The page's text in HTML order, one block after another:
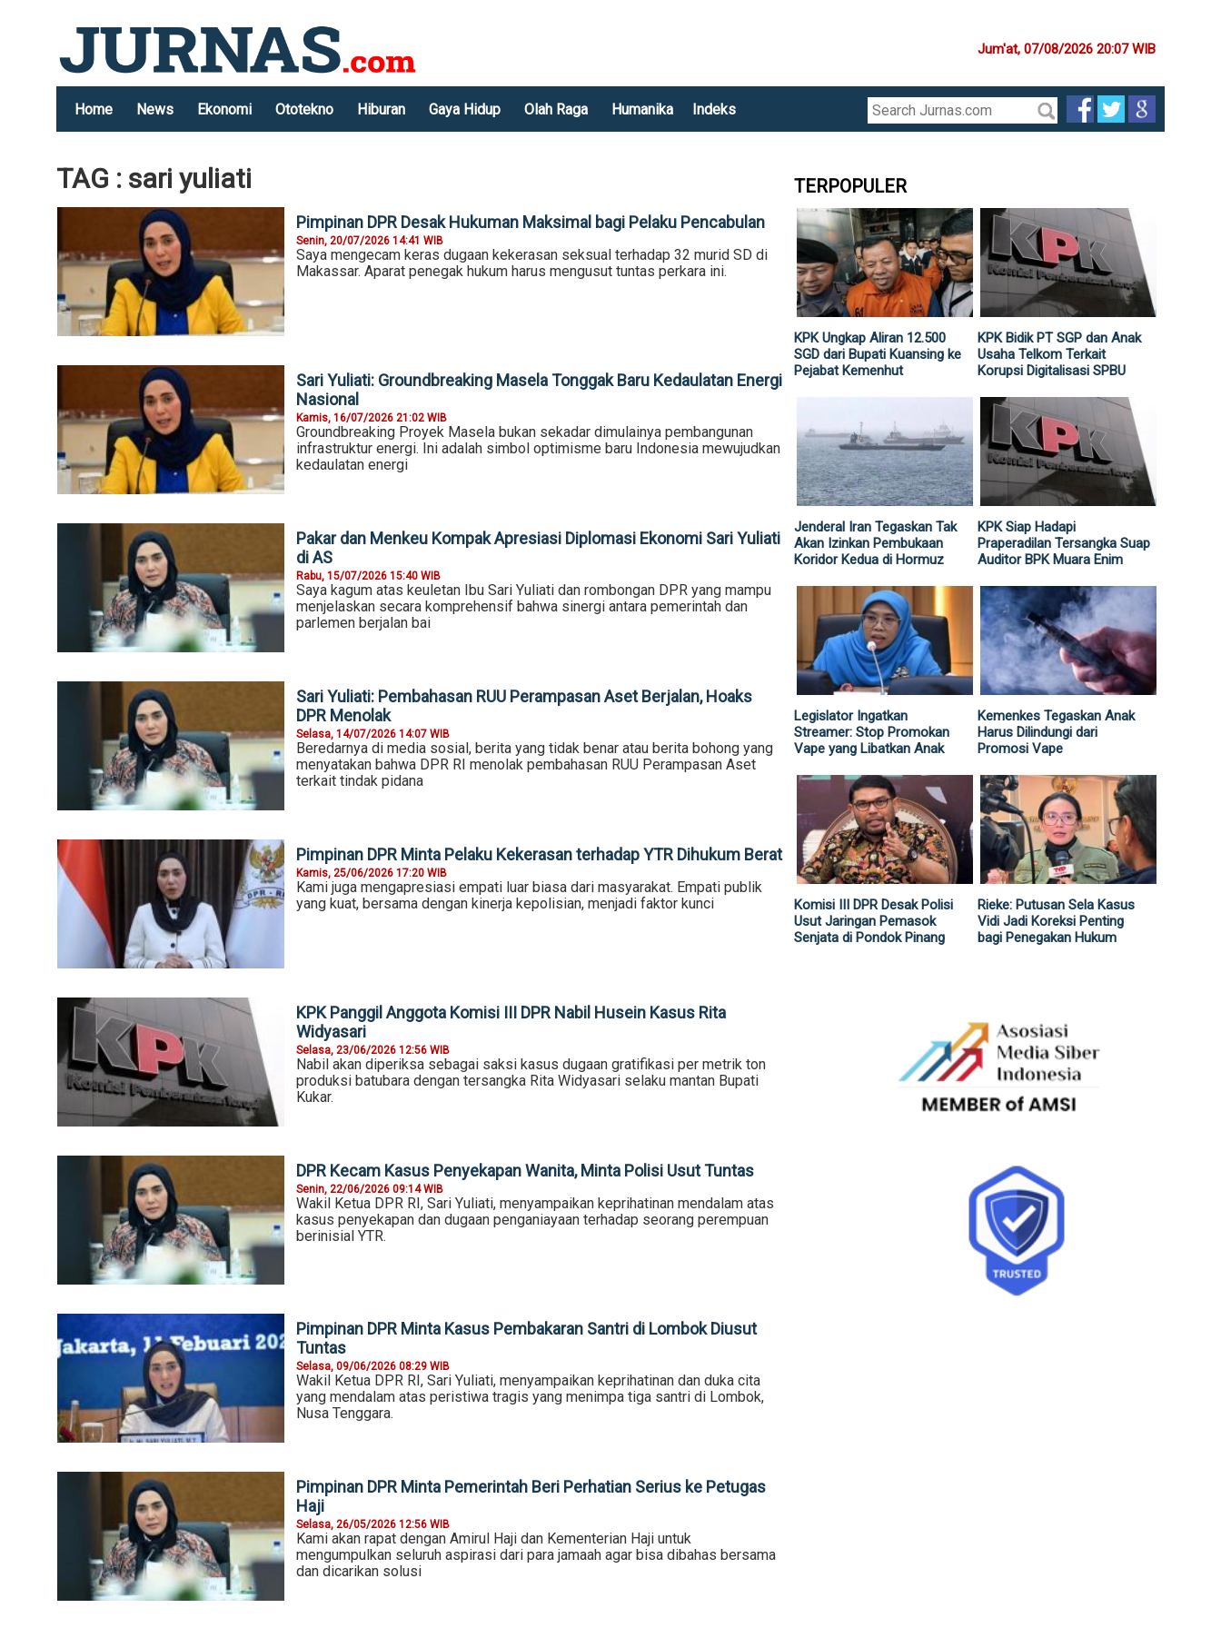
Jum'at, 07/08/2026 20:07 WIB
Home News Ekonomi Ototekno Hiburan Gaya Hidup Olah Raga Humanika Indeks
TAG : sari yuliati
Pimpinan DPR Desak Hukuman Maksimal bagi Pelaku Pencabulan
Senin, 20/07/2026 14:41 WIB
Saya mengecam keras dugaan kekerasan seksual terhadap 32 murid SD di
Makassar. Aparat penegak hukum harus mengusut tuntas perkara ini.
Sari Yuliati: Groundbreaking Masela Tonggak Baru Kedaulatan Energi
Nasional
Kamis, 16/07/2026 21:02 WIB
Groundbreaking Proyek Masela bukan sekadar dimulainya pembangunan
infrastruktur energi. Ini adalah simbol optimisme baru Indonesia mewujudkan
kedaulatan energi
Pakar dan Menkeu Kompak Apresiasi Diplomasi Ekonomi Sari Yuliati
di AS
Rabu, 15/07/2026 15:40 WIB
Saya kagum atas keuletan Ibu Sari Yuliati dan rombongan DPR yang mampu
menjelaskan secara komprehensif bahwa sinergi antara pemerintah dan
parlemen berjalan bai
Sari Yuliati: Pembahasan RUU Perampasan Aset Berjalan, Hoaks
DPR Menolak
Selasa, 14/07/2026 14:07 WIB
Beredarnya di media sosial, berita yang tidak benar atau berita bohong yang
menyatakan bahwa DPR RI menolak pembahasan RUU Perampasan Aset
terkait tindak pidana
Pimpinan DPR Minta Pelaku Kekerasan terhadap YTR Dihukum Berat
Kamis, 25/06/2026 17:20 WIB
Kami juga mengapresiasi empati luar biasa dari masyarakat. Empati publik
yang kuat, bersama dengan kinerja kepolisian, menjadi faktor kunci
KPK Panggil Anggota Komisi III DPR Nabil Husein Kasus Rita
Widyasari
Selasa, 23/06/2026 12:56 WIB
Nabil akan diperiksa sebagai saksi kasus dugaan gratifikasi per metrik ton
produksi batubara dengan tersangka Rita Widyasari selaku mantan Bupati
Kukar.
DPR Kecam Kasus Penyekapan Wanita, Minta Polisi Usut Tuntas
Senin, 22/06/2026 09:14 WIB
Wakil Ketua DPR RI, Sari Yuliati, menyampaikan keprihatinan mendalam atas
kasus penyekapan dan dugaan penganiayaan terhadap seorang perempuan
berinisial YTR.
Pimpinan DPR Minta Kasus Pembakaran Santri di Lombok Diusut
Tuntas
Selasa, 09/06/2026 08:29 WIB
Wakil Ketua DPR RI, Sari Yuliati, menyampaikan keprihatinan dan duka cita
yang mendalam atas peristiwa tragis yang menimpa tiga santri di Lombok,
Nusa Tenggara.
Pimpinan DPR Minta Pemerintah Beri Perhatian Serius ke Petugas
Haji
Selasa, 26/05/2026 12:56 WIB
Kami akan rapat dengan Amirul Haji dan Kementerian Haji untuk
mengumpulkan seluruh aspirasi dari para jamaah agar bisa dibahas bersama
dan dicarikan solusi
TERPOPULER
KPK Ungkap Aliran 12.500
SGD dari Bupati Kuansing ke
Pejabat Kemenhut
KPK Bidik PT SGP dan Anak
Usaha Telkom Terkait
Korupsi Digitalisasi SPBU
Jenderal Iran Tegaskan Tak
Akan Izinkan Pembukaan
Koridor Kedua di Hormuz
KPK Siap Hadapi
Praperadilan Tersangka Suap
Auditor BPK Muara Enim
Legislator Ingatkan
Streamer: Stop Promokan
Vape yang Libatkan Anak
Kemenkes Tegaskan Anak
Harus Dilindungi dari
Promosi Vape
Komisi III DPR Desak Polisi
Usut Jaringan Pemasok
Senjata di Pondok Pinang
Rieke: Putusan Sela Kasus
Vidi Jadi Koreksi Penting
bagi Penegakan Hukum